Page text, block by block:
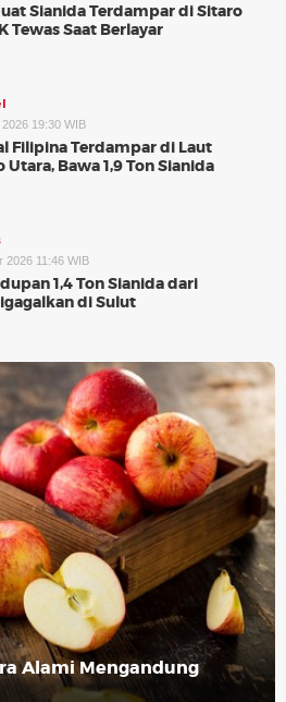
Sianida Terdampar di Sitaro
Tewas Saat Berlayar
2026 19:30 WIB
Filipina Terdampar di Laut
Utara, Bawa 1,9 Ton Sianida
2026 11:46 WIB
1,4 Ton Sianida dari
di Sulut
Alami Mengandung